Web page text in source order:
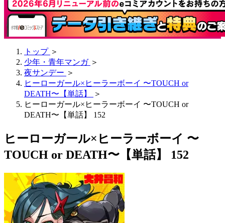
トップ ＞
少年・青年マンガ ＞
夜サンデー ＞
ヒーローガール×ヒーラーボーイ 〜TOUCH or
DEATH〜【単話】
＞
ヒーローガール×ヒーラーボーイ 〜TOUCH or
DEATH〜【単話】 152
ヒーローガール×ヒーラーボーイ 〜
TOUCH or DEATH〜【単話】 152